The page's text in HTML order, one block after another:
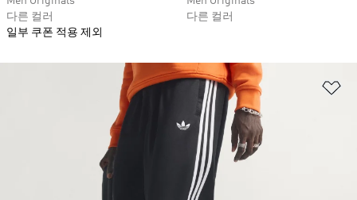
다른 컬러
일부 쿠폰 적용 제외
다른 컬러